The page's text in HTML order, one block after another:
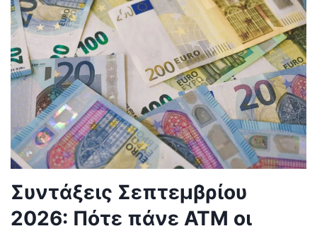
Συντάξεις Σεπτεμβρίου
2026: Πότε πάνε ΑΤΜ οι